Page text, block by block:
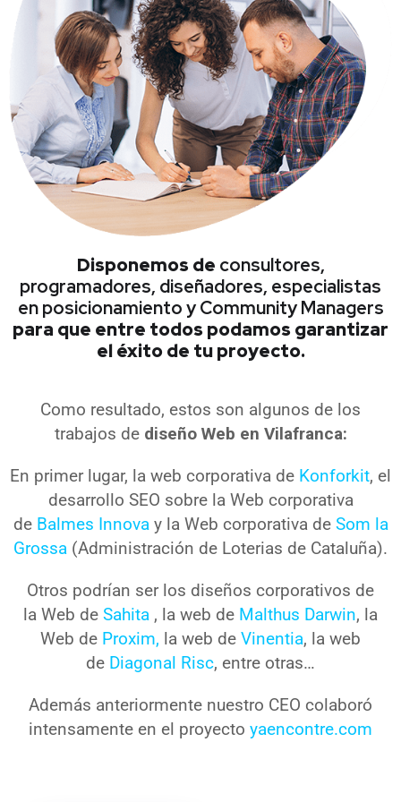
Disponemos de consultores,
programadores, diseñadores, especialistas
en posicionamiento y Community Managers
para que entre todos podamos garantizar
el éxito de tu proyecto.
Como resultado, estos son algunos de los
trabajos de diseño Web en Vilafranca:
En primer lugar, la web corporativa de Konforkit, el
desarrollo SEO sobre la Web corporativa
de Balmes Innova y la Web corporativa de Som la
Grossa (Administración de Loterias de Cataluña).
Otros podrían ser los diseños corporativos de
la Web de Sahita , la web de Malthus Darwin, la
Web de Proxim, la web de Vinentia, la web
de Diagonal Risc, entre otras…
Además anteriormente nuestro CEO colaboró
intensamente en el proyecto yaencontre.com